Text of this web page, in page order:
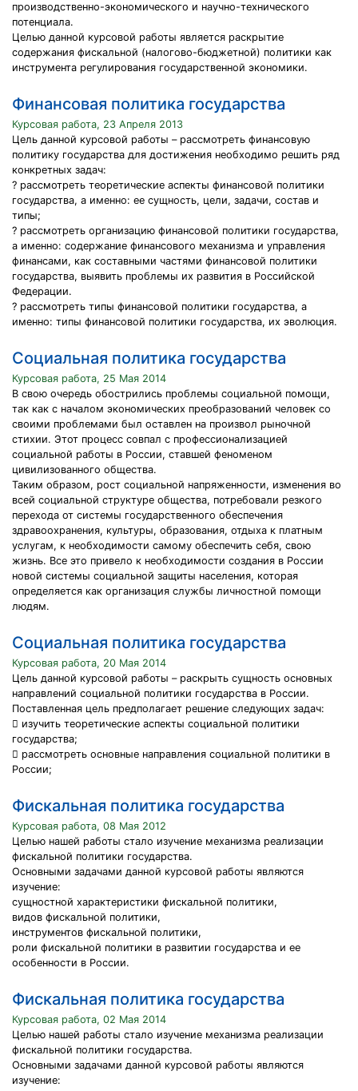
производственно-экономического и научно-технического
потенциала.
Целью данной курсовой работы является раскрытие
содержания фискальной (налогово-бюджетной) политики как
инструмента регулирования государственной экономики.
Финансовая политика государства
Курсовая работа, 23 Апреля 2013
Цель данной курсовой работы – рассмотреть финансовую
политику государства для достижения необходимо решить ряд
конкретных задач:
? рассмотреть теоретические аспекты финансовой политики
государства, а именно: ее сущность, цели, задачи, состав и
типы;
? рассмотреть организацию финансовой политики государства,
а именно: содержание финансового механизма и управления
финансами, как составными частями финансовой политики
государства, выявить проблемы их развития в Российской
Федерации.
? рассмотреть типы финансовой политики государства, а
именно: типы финансовой политики государства, их эволюция.
Социальная политика государства
Курсовая работа, 25 Мая 2014
В свою очередь обострились проблемы социальной помощи,
так как с началом экономических преобразований человек со
своими проблемами был оставлен на произвол рыночной
стихии. Этот процесс совпал с профессионализацией
социальной работы в России, ставшей феноменом
цивилизованного общества.
Таким образом, рост социальной напряженности, изменения во
всей социальной структуре общества, потребовали резкого
перехода от системы государственного обеспечения
здравоохранения, культуры, образования, отдыха к платным
услугам, к необходимости самому обеспечить себя, свою
жизнь. Все это привело к необходимости создания в России
новой системы социальной защиты населения, которая
определяется как организация службы личностной помощи
людям.
Социальная политика государства
Курсовая работа, 20 Мая 2014
Цель данной курсовой работы – раскрыть сущность основных
направлений социальной политики государства в России.
Поставленная цель предполагает решение следующих задач:
 изучить теоретические аспекты социальной политики
государства;
 рассмотреть основные направления социальной политики в
России;
Фискальная политика государства
Курсовая работа, 08 Мая 2012
Целью нашей работы стало изучение механизма реализации
фискальной политики государства.
Основными задачами данной курсовой работы являются
изучение:
сущностной характеристики фискальной политики,
видов фискальной политики,
инструментов фискальной политики,
роли фискальной политики в развитии государства и ее
особенности в России.
Фискальная политика государства
Курсовая работа, 02 Мая 2014
Целью нашей работы стало изучение механизма реализации
фискальной политики государства.
Основными задачами данной курсовой работы являются
изучение: